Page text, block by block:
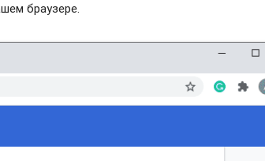
браузере.